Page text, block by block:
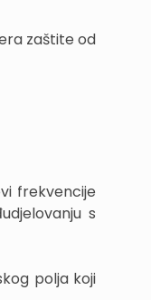
zaštite od
frekvencije
s
polja koji